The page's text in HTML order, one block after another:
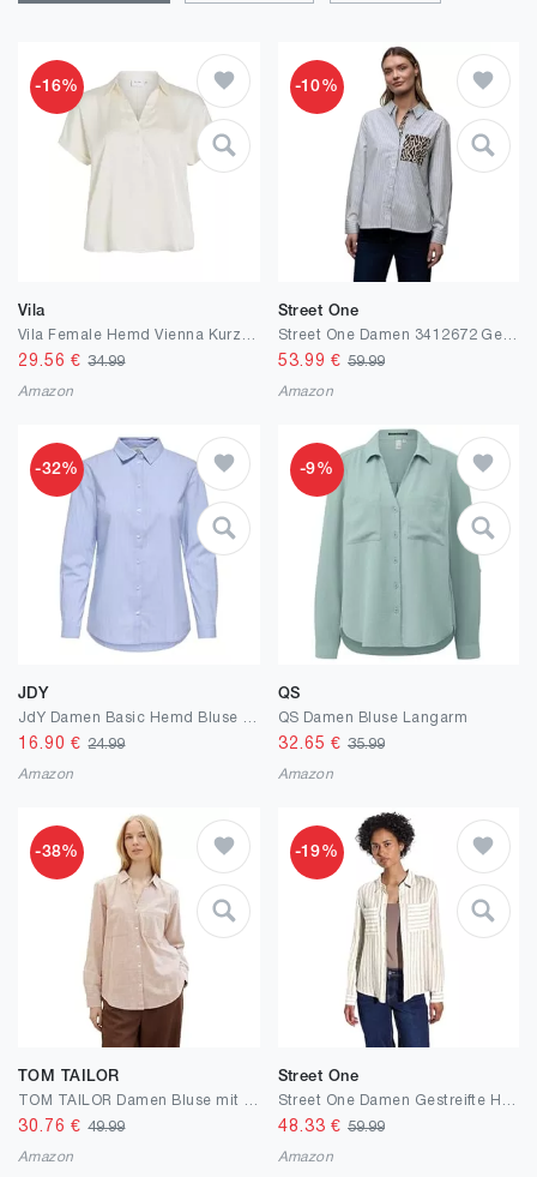
-16%
Vila
29.56 €34.99
Amazon
-10%
Street One
53.99 € 59.99
Amazon
-32%
JDY
16.90 €24.99
Amazon
-9%
QS
QS Damen Bluse Langarm
32.65 € 35.99
Amazon
-38%
TOM TAILOR
30.76 €49.99
Amazon
-19%
Street One
48.33 € 59.99
Amazon